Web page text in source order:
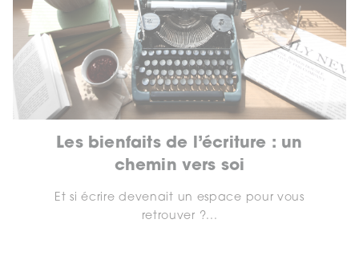
Les bienfaits de l’écriture : un
chemin vers soi
Et si écrire devenait un espace pour vous
retrouver ?...